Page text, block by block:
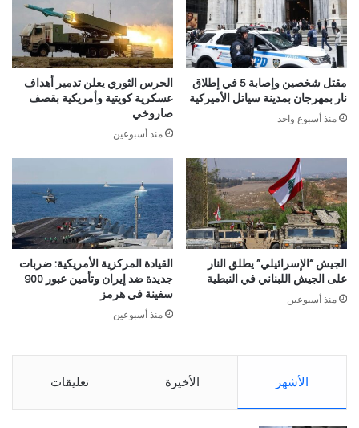
مقتل شخصين وإصابة 5 في إطلاق
نار بمهرجان بمدينة سياتل الأميركية
منذ أسبوع واحد
الحرس الثوري يعلن تدمير أهداف
عسكرية كويتية وأمريكية بقصف
صاروخي
منذ أسبوعين
الجيش “الإسرائيلي” يطلق النار
على الجيش اللبناني في النبطية
منذ أسبوعين
القيادة المركزية الأمريكية: ضربات
جديدة ضد إيران وتأمين عبور 900
سفينة في هرمز
منذ أسبوعين
الأشهر الأخيرة تعليقات